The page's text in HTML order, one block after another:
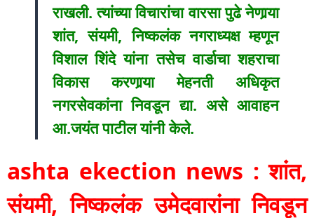
राखली. त्यांच्या विचारांचा वारसा पुढे नेणार्‍या
शांत, संयमी, निष्कलंक नगराध्यक्ष म्हणून
विशाल शिंदे यांना तसेच वार्डाचा शहराचा
विकास करणार्‍या मेहनती अधिकृत
नगरसेवकांना निवडून द्या. असे आवाहन
आ.जयंत पाटील यांनी केले.
ashta ekection news : शांत,
संयमी, निष्कलंक उमेदवारांना निवडून